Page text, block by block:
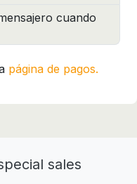
cuando
página de pagos.
sales